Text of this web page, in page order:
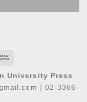
University Press
｜02-3366-